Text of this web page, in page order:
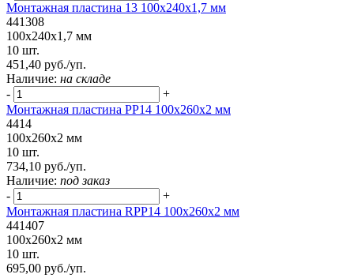
Монтажная пластина 13 100x240x1,7 мм
441308
100x240x1,7 мм
10 шт.
451,40 руб./уп.
Наличие: на складе
-
+
Монтажная пластина PP14 100x260x2 мм
4414
100x260x2 мм
10 шт.
734,10 руб./уп.
Наличие: под заказ
-
+
Монтажная пластина RPP14 100x260x2 мм
441407
100x260x2 мм
10 шт.
695,00 руб./уп.